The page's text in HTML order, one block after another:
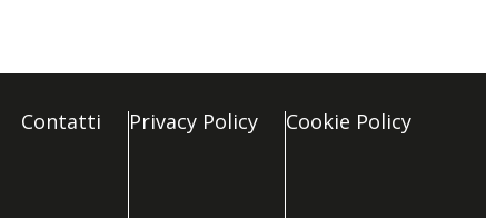
Contatti Privacy Policy Cookie Policy